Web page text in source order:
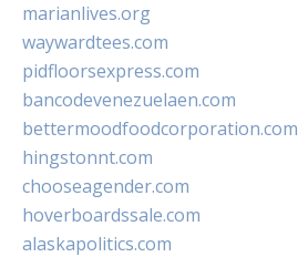
marianlives.org
waywardtees.com
pidfloorsexpress.com
bancodevenezuelaen.com
bettermoodfoodcorporation.com
hingstonnt.com
chooseagender.com
hoverboardssale.com
alaskapolitics.com